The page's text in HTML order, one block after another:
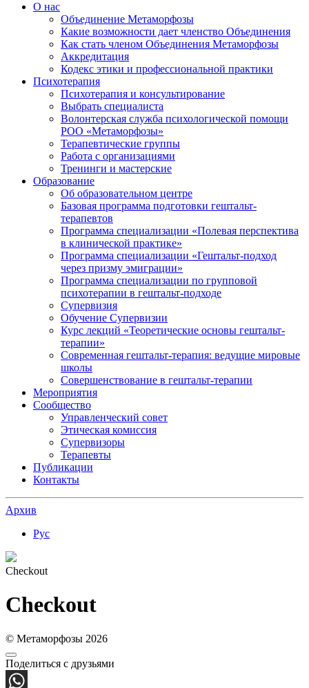
О нас
Объединение Метаморфозы
Какие возможности дает членство Объединения
Как стать членом Объединения Метаморфозы
Аккредитация
Кодекс этики и профессиональной практики
Психотерапия
Психотерапия и консультирование
Выбрать специалиста
Волонтерская служба психологической помощи
РОО «Метаморфозы»
Терапевтические группы
Работа с организациями
Тренинги и мастерские
Образование
Об образовательном центре
Базовая программа подготовки гештальт-
терапевтов
Программа специализации «Полевая перспектива
в клинической практике»
Программа специализации «Гештальт-подход
через призму эмиграции»
Программа специализации по групповой
психотерапии в гештальт-подходе
Супервизия
Обучение Супервизии
Курс лекций «Теоретические основы гештальт-
терапии»
Современная гештальт-терапия: ведущие мировые
школы
Совершенствование в гештальт-терапии
Мероприятия
Сообщество
Управленческий совет
Этическая комиссия
Супервизоры
Терапевты
Публикации
Контакты
Архив
Рус
Checkout
Checkout
© Метаморфозы 2026
Поделиться с друзьями